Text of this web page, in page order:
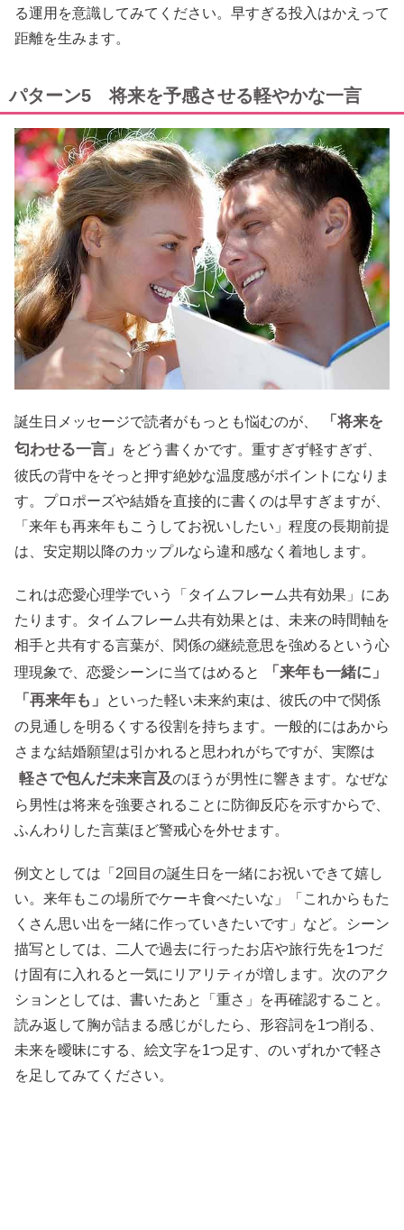
る運用を意識してみてください。早すぎる投入はかえって
距離を生みます。
パターン5 将来を予感させる軽やかな一言
誕生日メッセージで読者がもっとも悩むのが、
「将来を
匂わせる一言」
をどう書くかです。重すぎず軽すぎず、
彼氏の背中をそっと押す絶妙な温度感がポイントになりま
す。プロポーズや結婚を直接的に書くのは早すぎますが、
「来年も再来年もこうしてお祝いしたい」程度の長期前提
は、安定期以降のカップルなら違和感なく着地します。
これは恋愛心理学でいう「タイムフレーム共有効果」にあ
たります。タイムフレーム共有効果とは、未来の時間軸を
相手と共有する言葉が、関係の継続意思を強めるという心
理現象で、恋愛シーンに当てはめると
「来年も一緒に」
「再来年も」
といった軽い未来約束は、彼氏の中で関係
の見通しを明るくする役割を持ちます。一般的にはあから
さまな結婚願望は引かれると思われがちですが、実際は
軽さで包んだ未来言及のほうが男性に響きます。なぜな
ら男性は将来を強要されることに防御反応を示すからで、
ふんわりした言葉ほど警戒心を外せます。
例文としては「2回目の誕生日を一緒にお祝いできて嬉し
い。来年もこの場所でケーキ食べたいな」「これからもた
くさん思い出を一緒に作っていきたいです」など。シーン
描写としては、二人で過去に行ったお店や旅行先を1つだ
け固有に入れると一気にリアリティが増します。次のアク
ションとしては、書いたあと「重さ」を再確認すること。
読み返して胸が詰まる感じがしたら、形容詞を1つ削る、
未来を曖昧にする、絵文字を1つ足す、のいずれかで軽さ
を足してみてください。